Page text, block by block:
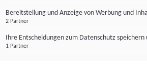
Bereitstellung und Anzeige von Werbung und
2 Partner
Ihre Entscheidungen zum Datenschutz
1 Partner